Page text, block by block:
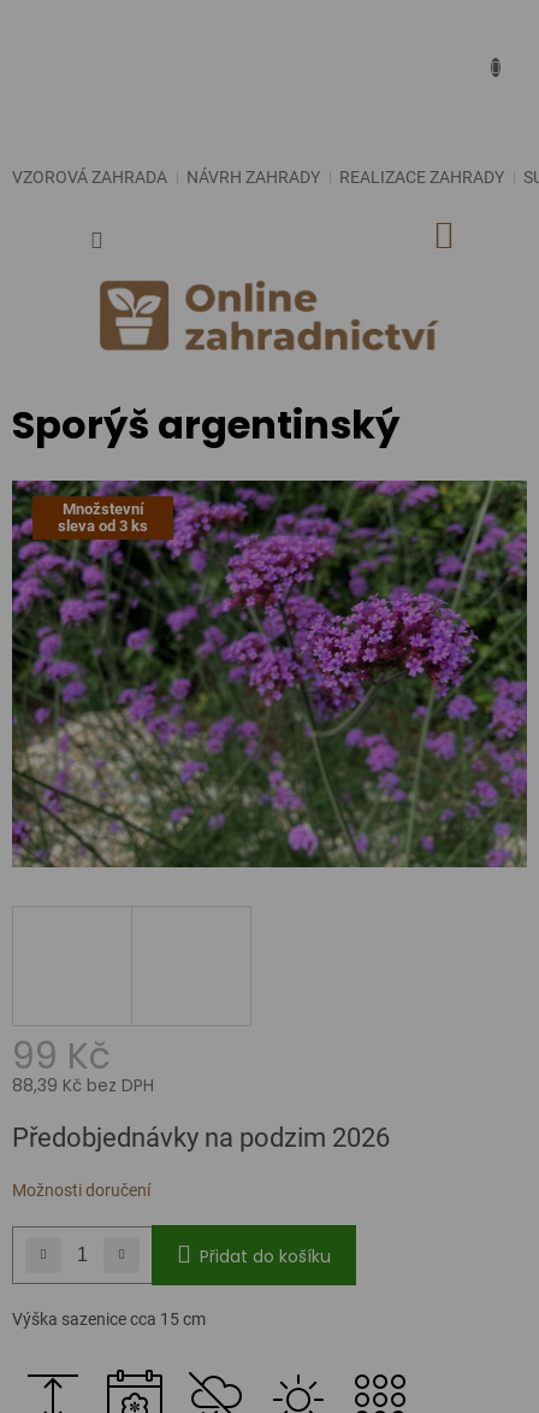
VZOROVÁ ZAHRADA NÁVRH ZAHRADY REALIZACE ZAHRADY
Sporýš argentinský
Množstevní
sleva od 3 ks
99 Kč
88,39 Kč bez DPH
cena:
Předobjednávky na podzim 2026
Možnosti doručení
Přidat do košíku
Výška sazenice cca 15 cm